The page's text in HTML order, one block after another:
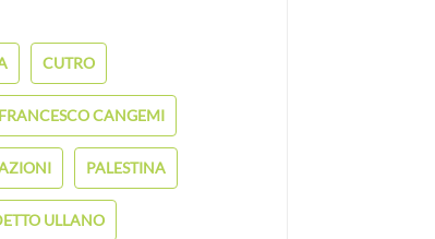
CUTRO
FRANCESCO CANGEMI
PALESTINA
ULLANO